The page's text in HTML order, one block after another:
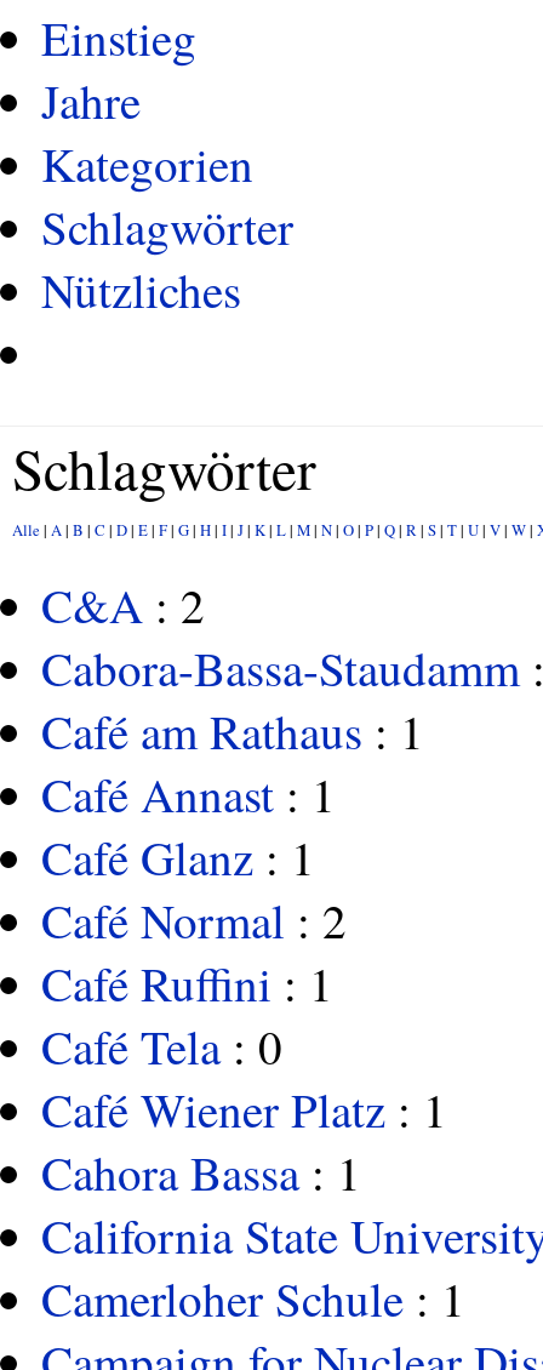
Einstieg
Jahre
Kategorien
Schlagwörter
Nützliches
Schlagwörter
Alle | A| B | C | D| E| F| G| H| I| J| K| L| M| N| O| P| Q| R| S| T| U| V| W|
C&A : 2
Cabora-Bassa-Staudamm
Café am Rathaus : 1
Café Annast : 1
Café Glanz : 1
Café Normal : 2
Café Ruffini : 1
Café Tela: 0
Café Wiener Platz : 1
Cahora Bassa: 1
California State
Camerloher Schule : 1